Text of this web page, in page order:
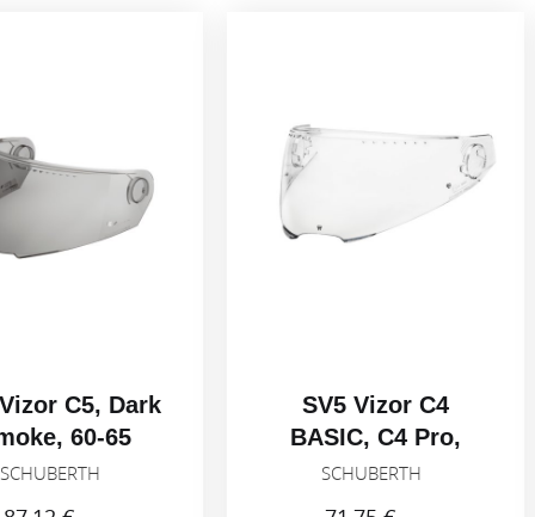
C5, Dark
60-65
SCHUBERTH
SV5 Vizor C4
BASIC, C4 Pro,
Light smoke 50%,
SCHUBERTH